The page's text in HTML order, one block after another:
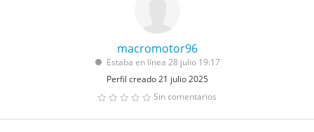
macromotor96
Estaba en línea 28 julio 19:17
Perfil creado 21 julio 2025
Sin comentarios